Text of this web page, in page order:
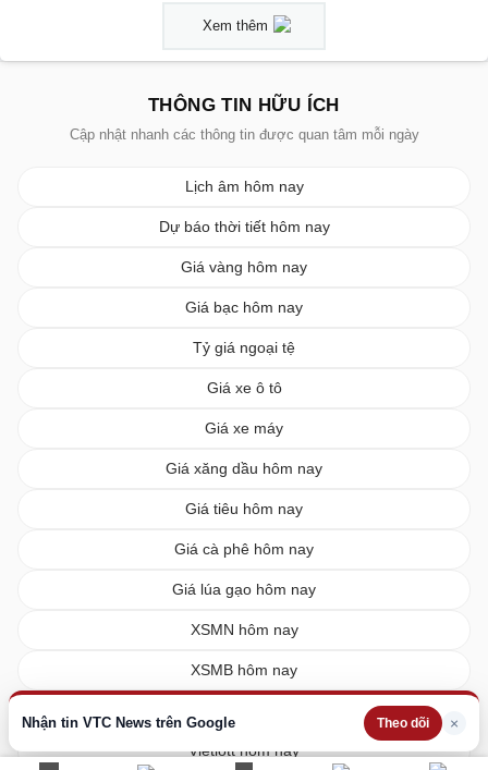
Nhận tin VTC News trên Google Theo dõi ×
Xem thêm
THÔNG TIN HỮU ÍCH
Cập nhật nhanh các thông tin được quan tâm mỗi ngày
Lịch âm hôm nay
Dự báo thời tiết hôm nay
Giá vàng hôm nay
Giá bạc hôm nay
Tỷ giá ngoại tệ
Giá xe ô tô
Giá xe máy
Giá xăng dầu hôm nay
Giá tiêu hôm nay
Giá cà phê hôm nay
Giá lúa gạo hôm nay
XSMN hôm nay
XSMB hôm nay
Vietlott hôm nay